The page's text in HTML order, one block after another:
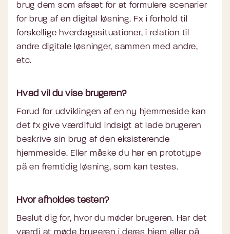
brug dem som afsæt for at formulere scenarier
for brug af en digital løsning. Fx i forhold til
forskellige hverdagssituationer, i relation til
andre digitale løsninger, sammen med andre,
etc.
Hvad vil du vise brugeren?
Forud for udviklingen af en ny hjemmeside kan
det fx give værdifuld indsigt at lade brugeren
beskrive sin brug af den eksisterende
hjemmeside. Eller måske du har en prototype
på en fremtidig løsning, som kan testes.
Hvor afholdes testen?
Beslut dig for, hvor du møder brugeren. Har det
værdi at møde brugeren i deres hjem eller på